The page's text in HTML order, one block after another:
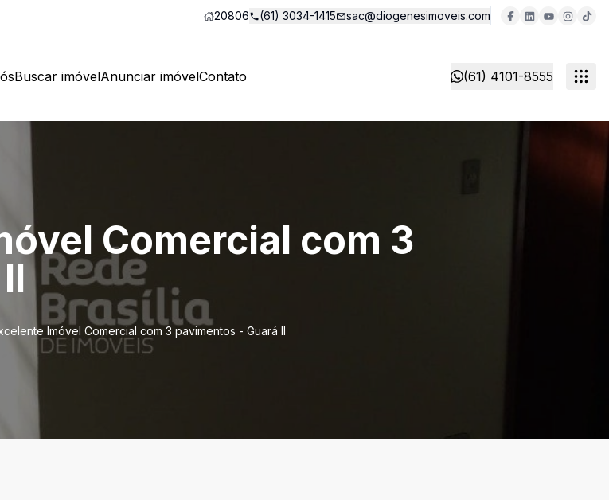
20806 (61) 3034-1415 sac@diogenesimoveis.com
Buscar imóvelAnunciar imóvelContato (61) 4101-8555
Comercial com 3
Imóvel Comercial com 3 pavimentos - Guará II